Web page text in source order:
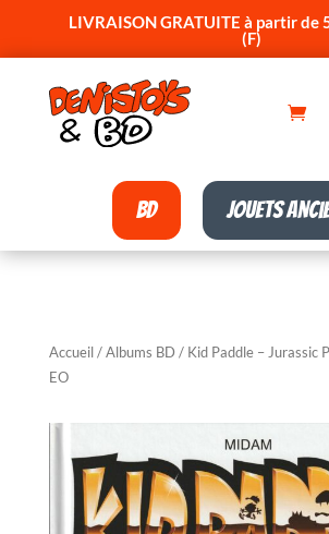
LIVRAISON GRATUITE à partir de
(F)
BD Jouets
Accueil/Albums BD / Kid Paddle – Jurassic
EO